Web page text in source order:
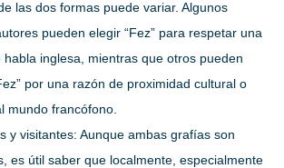
las dos formas puede variar. Algunos
pueden elegir “Fez” para respetar una
habla inglesa, mientras que otros pueden
por una razón de proximidad cultural o
mundo francófono.
y visitantes: Aunque ambas grafías son
es útil saber que localmente, especialmente